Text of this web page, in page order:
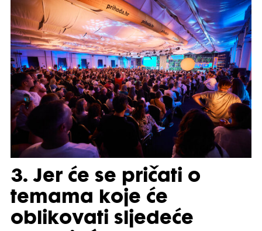
3. Jer će se pričati o
temama koje će
oblikovati sljedeće